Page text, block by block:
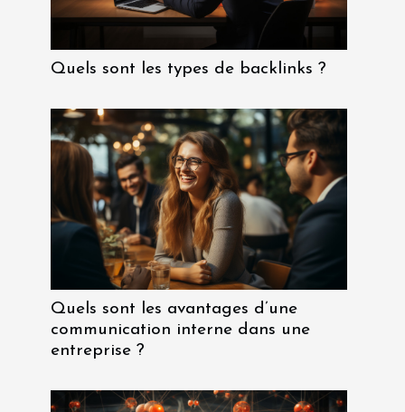
Quels sont les types de backlinks ?
Quels sont les avantages d’une
communication interne dans une
entreprise ?